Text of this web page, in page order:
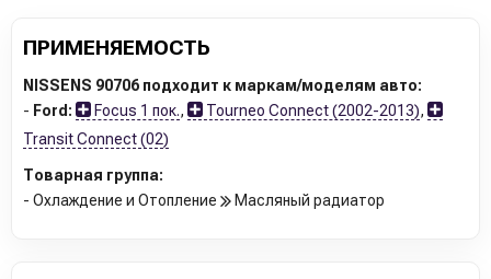
ПРИМЕНЯЕМОСТЬ
NISSENS 90706 подходит к маркам/моделям авто:
- Ford: Focus 1 пок., Tourneo Connect (2002-2013),
Transit Connect (02)
Товарная группа:
- Охлаждение и Отопление
Масляный радиатор